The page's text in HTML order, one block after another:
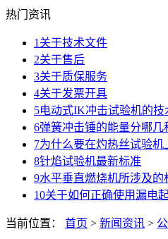
热门资讯
1 关于技术文件
2关于售后
3关于质保服务
4关于发票开具
5电动式IK冲击试验机的技
6弹簧冲击锤的能量分哪几
7为什么要在灼热丝试验机
8针焰试验机最新标准
9水平垂直燃烧机所涉及的
10关于如何正确使用漏电
当前位置： 首页 > 新闻资讯 >